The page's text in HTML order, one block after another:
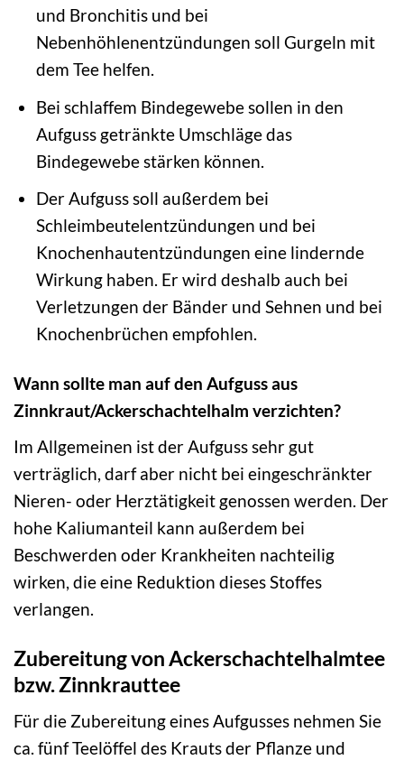
und Bronchitis und bei
Nebenhöhlenentzündungen soll Gurgeln mit
dem Tee helfen.
Bei schlaffem Bindegewebe sollen in den
Aufguss getränkte Umschläge das
Bindegewebe stärken können.
Der Aufguss soll außerdem bei
Schleimbeutelentzündungen und bei
Knochenhautentzündungen eine lindernde
Wirkung haben. Er wird deshalb auch bei
Verletzungen der Bänder und Sehnen und bei
Knochenbrüchen empfohlen.
Wann sollte man auf den Aufguss aus
Zinnkraut/Ackerschachtelhalm verzichten?
Im Allgemeinen ist der Aufguss sehr gut
verträglich, darf aber nicht bei eingeschränkter
Nieren- oder Herztätigkeit genossen werden. Der
hohe Kaliumanteil kann außerdem bei
Beschwerden oder Krankheiten nachteilig
wirken, die eine Reduktion dieses Stoffes
verlangen.
Zubereitung von Ackerschachtelhalmtee
bzw. Zinnkrauttee
Für die Zubereitung eines Aufgusses nehmen Sie
ca. fünf Teelöffel des Krauts der Pflanze und